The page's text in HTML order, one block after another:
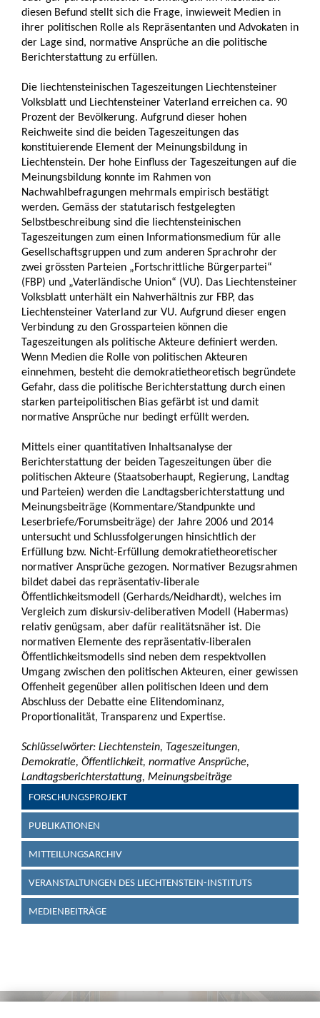
diesen Befund stellt sich die Frage, inwieweit Medien in
ihrer politischen Rolle als Repräsentanten und Advokaten in
der Lage sind, normative Ansprüche an die politische
Berichterstattung zu erfüllen.
Die liechtensteinischen Tageszeitungen Liechtensteiner
Volksblatt und Liechtensteiner Vaterland erreichen ca. 90
Prozent der Bevölkerung. Aufgrund dieser hohen
Reichweite sind die beiden Tageszeitungen das
konstituierende Element der Meinungsbildung in
Liechtenstein. Der hohe Einfluss der Tageszeitungen auf die
Meinungsbildung konnte im Rahmen von
Nachwahlbefragungen mehrmals empirisch bestätigt
werden. Gemäss der statutarisch festgelegten
Selbstbeschreibung sind die liechtensteinischen
Tageszeitungen zum einen Informationsmedium für alle
Gesellschaftsgruppen und zum anderen Sprachrohr der
zwei grössten Parteien „Fortschrittliche Bürgerpartei“
(FBP) und „Vaterländische Union“ (VU). Das Liechtensteiner
Volksblatt unterhält ein Nahverhältnis zur FBP, das
Liechtensteiner Vaterland zur VU. Aufgrund dieser engen
Verbindung zu den Grossparteien können die
Tageszeitungen als politische Akteure definiert werden.
Wenn Medien die Rolle von politischen Akteuren
einnehmen, besteht die demokratietheoretisch begründete
Gefahr, dass die politische Berichterstattung durch einen
starken parteipolitischen Bias gefärbt ist und damit
normative Ansprüche nur bedingt erfüllt werden.
Mittels einer quantitativen Inhaltsanalyse der
Berichterstattung der beiden Tageszeitungen über die
politischen Akteure (Staatsoberhaupt, Regierung, Landtag
und Parteien) werden die Landtagsberichterstattung und
Meinungsbeiträge (Kommentare/Standpunkte und
Leserbriefe/Forumsbeiträge) der Jahre 2006 und 2014
untersucht und Schlussfolgerungen hinsichtlich der
Erfüllung bzw. Nicht-Erfüllung demokratietheoretischer
normativer Ansprüche gezogen. Normativer Bezugsrahmen
bildet dabei das repräsentativ-liberale
Öffentlichkeitsmodell (Gerhards/Neidhardt), welches im
Vergleich zum diskursiv-deliberativen Modell (Habermas)
relativ genügsam, aber dafür realitätsnäher ist. Die
normativen Elemente des repräsentativ-liberalen
Öffentlichkeitsmodells sind neben dem respektvollen
Umgang zwischen den politischen Akteuren, einer gewissen
Offenheit gegenüber allen politischen Ideen und dem
Abschluss der Debatte eine Elitendominanz,
Proportionalität, Transparenz und Expertise.
Schlüsselwörter: Liechtenstein, Tageszeitungen,
Demokratie, Öffentlichkeit, normative Ansprüche,
Landtagsberichterstattung, Meinungsbeiträge
FORSCHUNGSPROJEKT
PUBLIKATIONEN
MITTEILUNGSARCHIV
VERANSTALTUNGEN DES LIECHTENSTEIN-INSTITUTS
MEDIENBEITRÄGE